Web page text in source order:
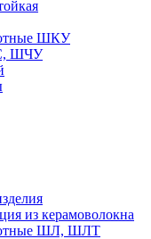
ШКУ
ШЧУ
из керамоволокна
ШЛ, ШЛТ